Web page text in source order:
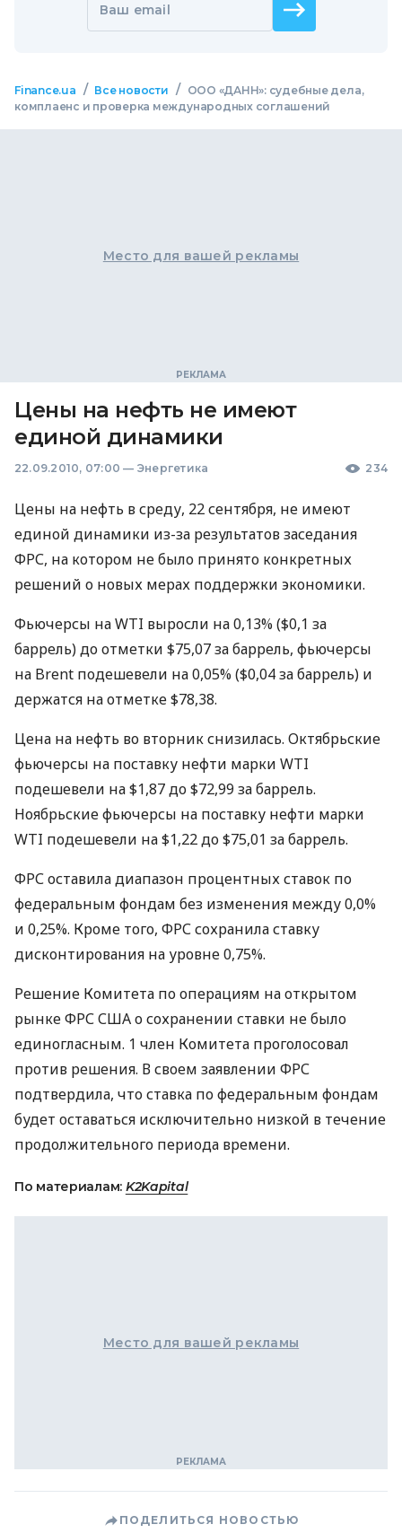
Ваш email
Finance.ua / Все новости /
ООО «ДАНН»: судебные дела,
комплаенс и проверка международных соглашений
Место для вашей рекламы
Цены на нефть не имеют
единой динамики
22.09.2010, 07:00 — Энергетика 234
Цены на нефть в среду, 22 сентября, не имеют
единой динамики из-за результатов заседания
ФРС, на котором не было принято конкретных
решений о новых мерах поддержки экономики.
Фьючерсы на WTI выросли на 0,13% ($0,1 за
баррель) до отметки $75,07 за баррель, фьючерсы
на Brent подешевели на 0,05% ($0,04 за баррель) и
держатся на отметке $78,38.
Цена на нефть во вторник снизилась. Октябрьские
фьючерсы на поставку нефти марки WTI
подешевели на $1,87 до $72,99 за баррель.
Ноябрьские фьючерсы на поставку нефти марки
WTI подешевели на $1,22 до $75,01 за баррель.
ФРС оставила диапазон процентных ставок по
федеральным фондам без изменения между 0,0%
и 0,25%. Кроме того, ФРС сохранила ставку
дисконтирования на уровне 0,75%.
Решение Комитета по операциям на открытом
рынке ФРС США о сохранении ставки не было
единогласным. 1 член Комитета проголосовал
против решения. В своем заявлении ФРС
подтвердила, что ставка по федеральным фондам
будет оставаться исключительно низкой в течение
продолжительного периода времени.
По материалам: K2Kapital
Место для вашей рекламы
ПОДЕЛИТЬСЯ НОВОСТЬЮ